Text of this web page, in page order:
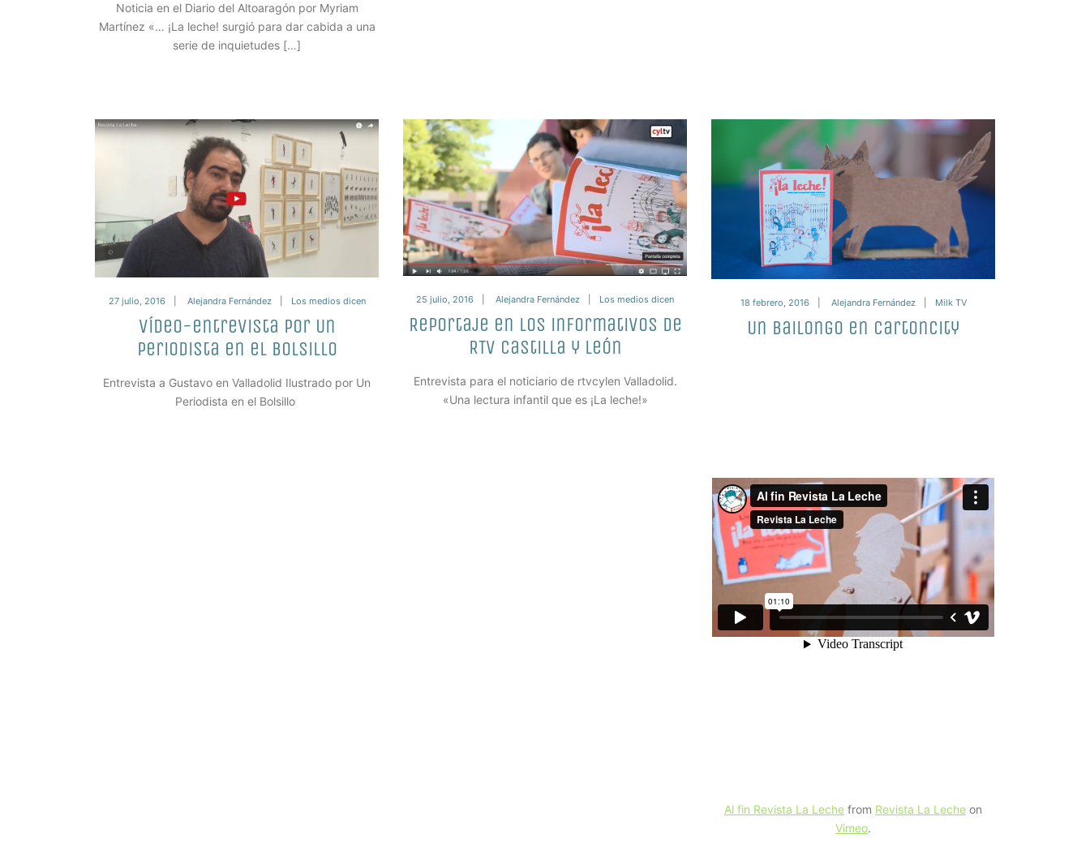
Noticia en el Diario del Altoaragón por Myriam
Martínez «… ¡La leche! surgió para dar cabida a una
serie de inquietudes […]
27 julio, 2016 Alejandra Fernández Los medios dicen
Vídeo-entrevista por Un
periodista en el Bolsillo
Entrevista a Gustavo en Valladolid Ilustrado por Un
Periodista en el Bolsillo
25 julio, 2016 Alejandra Fernández Los medios dicen
Reportaje en los informativos de
RTV Castilla y León
Entrevista para el noticiario de rtvcylen Valladolid.
«Una lectura infantil que es ¡La leche!»
18 febrero, 2016 Alejandra Fernández Milk TV
Un Bailongo en Cartoncity
Al fin Revista La Leche from Revista La Leche on
Vimeo.